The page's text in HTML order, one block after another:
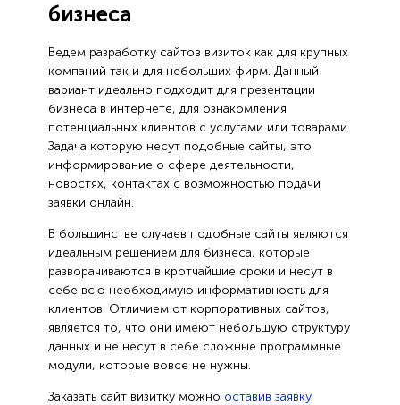
бизнеса
Ведем разработку сайтов визиток как для крупных
компаний так и для небольших фирм. Данный
вариант идеально подходит для презентации
бизнеса в интернете, для ознакомления
потенциальных клиентов с услугами или товарами.
Задача которую несут подобные сайты, это
информирование о сфере деятельности,
новостях, контактах с возможностью подачи
заявки онлайн.
В большинстве случаев подобные сайты являются
идеальным решением для бизнеса, которые
разворачиваются в кротчайшие сроки и несут в
себе всю необходимую информативность для
клиентов. Отличием от корпоративных сайтов,
является то, что они имеют небольшую структуру
данных и не несут в себе сложные программные
модули, которые вовсе не нужны.
Заказать сайт визитку можно оставив заявку